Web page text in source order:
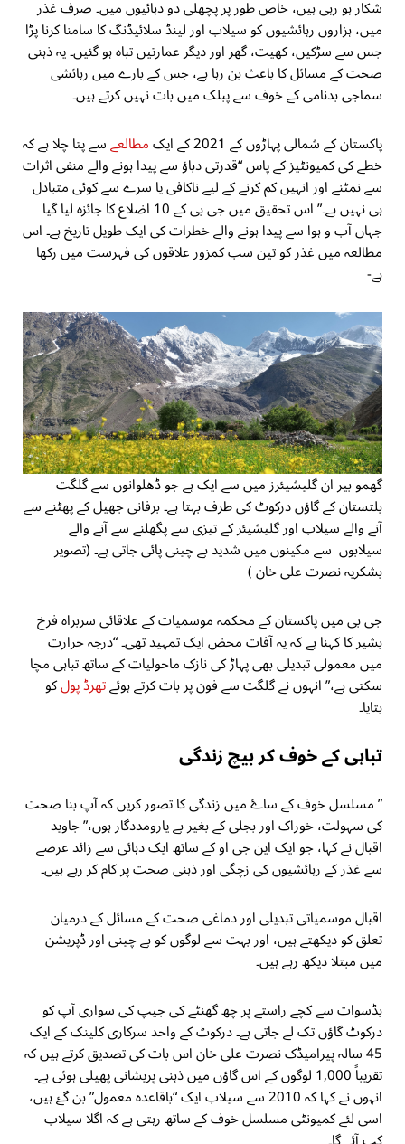
شکار ہو رہی ہیں، خاص طور پر پچھلی دو دہائیوں میں۔ صرف غذر
میں، ہزاروں رہائشیوں کو سیلاب اور لینڈ سلائیڈنگ کا سامنا کرنا پڑا
جس سے سڑکیں، کھیت، گھر اور دیگر عمارتیں تباہ ہو گئیں۔ یہ ذہنی
صحت کے مسائل کا باعث بن رہا ہے، جس کے بارے میں رہائشی
سماجی بدنامی کے خوف سے پبلک میں بات نہیں کرتے ہیں۔
پاکستان کے شمالی پہاڑوں کے 2021 کے ایک
مطالعےسے پتا چلا ہے کہ
خطے کی کمیونٹیز کے پاس “قدرتی دباؤ سے پیدا ہونے والے منفی اثرات
سے نمٹنے اور انہیں کم کرنے کے لیے ناکافی یا سرے سے کوئی متبادل
ہی نہیں ہے۔” اس تحقیق میں جی بی کے 10 اضلاع کا جائزہ لیا گیا
جہاں آب و ہوا سے پیدا ہونے والے خطرات کی ایک طویل تاریخ ہے۔ اس
مطالعہ میں غذر کو تین سب کمزور علاقوں کی فہرست میں رکھا
ہے-
گھمو بیر ان گلیشیئرز میں سے ایک ہے جو ڈھلوانوں سے گلگت
بلتستان کے گاؤں درکوٹ کی طرف بہتا ہے۔ برفانی جھیل کے پھٹنے سے
آنے والے سیلاب اور گلیشیئر کے تیزی سے پگھلنے سے آنے والے
سیلابوں سے مکینوں میں شدید بے چینی پائی جاتی ہے۔ (تصویر
بشکریہ نصرت علی خان )
جی بی میں پاکستان کے محکمہ موسمیات کے علاقائی سربراہ فرخ
بشیر کا کہنا ہے کہ یہ آفات محض ایک تمہید تھی۔ “درجہ حرارت
میں معمولی تبدیلی بھی پہاڑ کی نازک ماحولیات کے ساتھ تباہی مچا
سکتی ہے،” انہوں نے گلگت سے فون پر بات کرتے ہوئےتھرڈ پولکو
بتایا۔
تباہی کے خوف کر بیچ زندگی
” مسلسل خوف کے ساۓ میں زندگی کا تصور کریں کہ آپ بنا صحت
کی سہولت، خوراک اور بجلی کے بغیر بے یارومددگار ہوں،” جاوید
اقبال نے کہا، جو ایک این جی او کے ساتھ ایک دہائی سے زائد عرصے
سے غذر کے رہائشیوں کی زچگی اور ذہنی صحت پر کام کر رہے ہیں۔
اقبال موسمیاتی تبدیلی اور دماغی صحت کے مسائل کے درمیان
تعلق کو دیکھتے ہیں، اور بہت سے لوگوں کو بے چینی اور ڈپریشن
میں مبتلا دیکھ رہے ہیں۔
بڈسوات سے کچے راستے پر چھ گھنٹے کی جیپ کی سواری آپ کو
درکوٹ گاؤں تک لے جاتی ہے۔ درکوٹ کے واحد سرکاری کلینک کے ایک
45 سالہ پیرامیڈک نصرت علی خان اس بات کی تصدیق کرتے ہیں کہ
تقریباً 1,000 لوگوں کے اس گاؤں میں ذہنی پریشانی پھیلی ہوئی ہے۔
انہوں نے کہا کہ 2010 سے سیلاب ایک “باقاعدہ معمول” بن گۓ ہیں،
اسی لئے کمیونٹی مسلسل خوف کے ساتھ رہتی ہے کہ اگلا سیلاب